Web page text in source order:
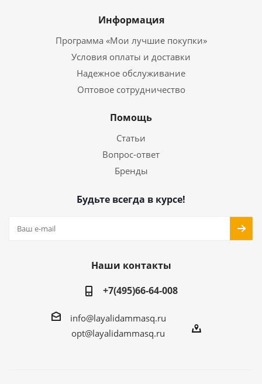
Информация
Программа «Мои лучшие покупки»
Условия оплаты и доставки
Надежное обслуживание
Оптовое сотрудничество
Помощь
Статьи
Вопрос-ответ
Бренды
Будьте всегда в курсе!
Наши контакты
+7(495)66-64-008
info@layalidammasq.ru
opt@layalidammasq.ru